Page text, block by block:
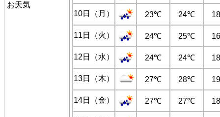
お天気
10日（月） 23℃ 24℃
11日（火） 24℃ 25℃
12日（水） 24℃ 24℃
13日（木） 27℃ 28℃
14日（金） 27℃ 27℃